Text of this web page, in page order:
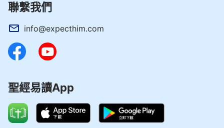
聯繫我們
info@expecthim.com
聖經易讀App